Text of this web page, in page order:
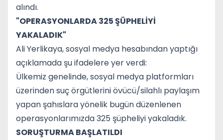
alındı.
"OPERASYONLARDA 325 ŞÜPHELİYİ
YAKALADIK"
Ali Yerlikaya, sosyal medya hesabından yaptığı
açıklamada şu ifadelere yer verdi:
Ülkemiz genelinde, sosyal medya platformları
üzerinden suç örgütlerini övücü/silahlı paylaşım
yapan şahıslara yönelik bugün düzenlenen
operasyonlarımızda 325 şüpheliyi yakaladık.
SORUŞTURMA BAŞLATILDI